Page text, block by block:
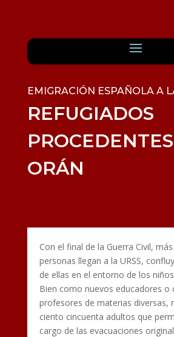
EMIGRACIÓN ESPAÑOLA A
REFUGIADOS
ORÁN
Con el final de la Guerra Civil,
personas llegan a la URSS,
de ellas en el entorno de los
Bien como nuevos educadores o
profesores de materias diversas,
ciento cincuenta adultos que
cargo de las evacuaciones